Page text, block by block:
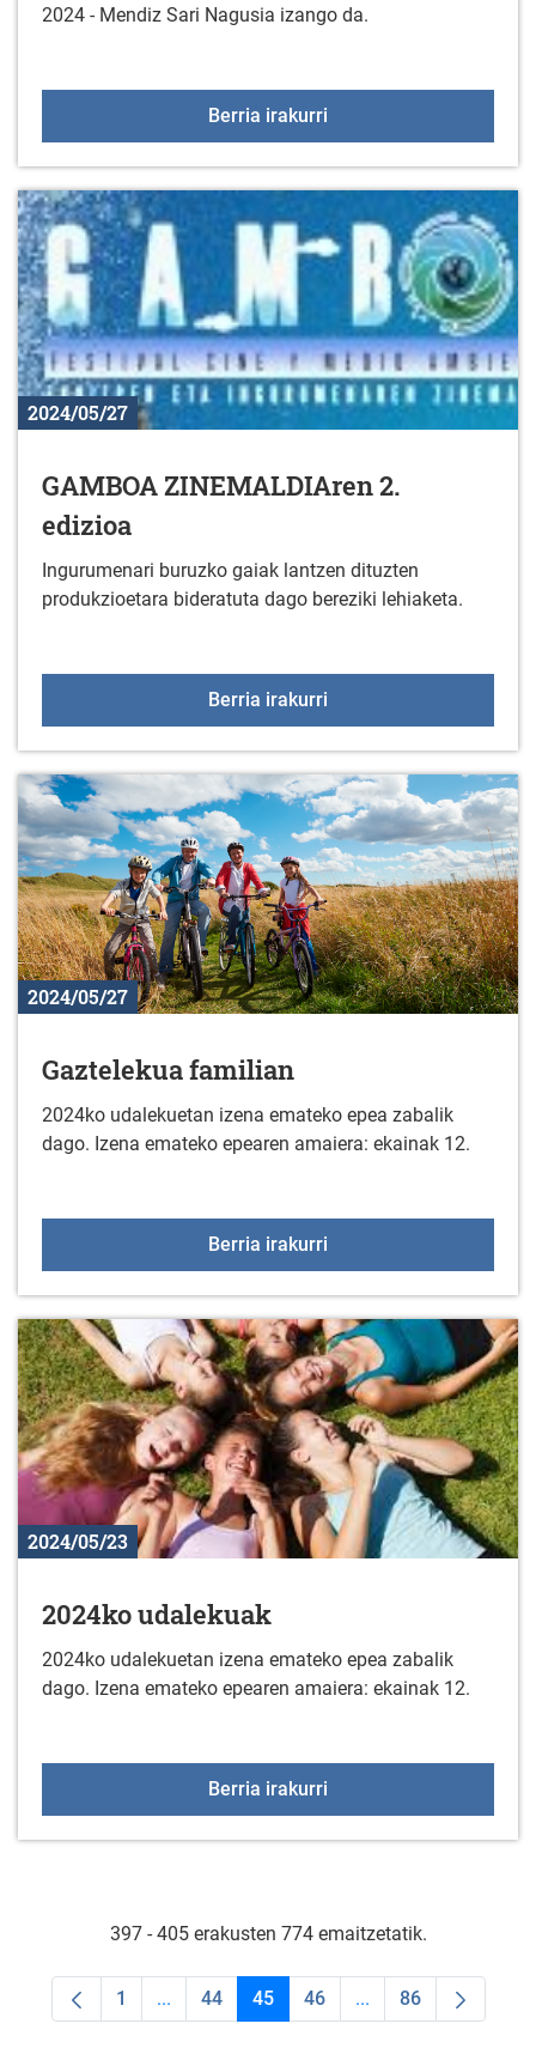
2024 - Mendiz Sari Nagusia izango da.
Berria irakurri
2024/05/27
GAMBOA ZINEMALDIAren 2.
edizioa
Ingurumenari buruzko gaiak lantzen dituzten
produkzioetara bideratuta dago bereziki lehiaketa.
Berria irakurri
2024/05/27
Gaztelekua familian
2024ko udalekuetan izena emateko epea zabalik
dago. Izena emateko epearen amaiera: ekainak 12.
Berria irakurri
2024/05/23
2024ko udalekuak
2024ko udalekuetan izena emateko epea zabalik
dago. Izena emateko epearen amaiera: ekainak 12.
Berria irakurri
397 - 405 erakusten 774 emaitzetatik.
Orrialdea
1 ...Intermediate Pages Use TAB to navigate.
Orrialdea
44 Orrialdea
45 Orrialdea
46 ...Intermediate Pages
Orrialdea
86